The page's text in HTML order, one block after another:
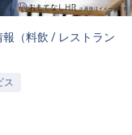
ム
申し込む
業様へ
（料飲 / レストラン
ス